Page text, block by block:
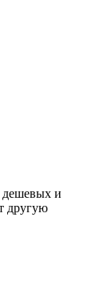
дешевых и
другую